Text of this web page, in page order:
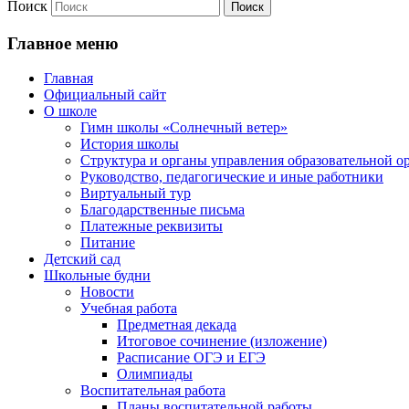
Поиск
Главное меню
Главная
Официальный сайт
О школе
Гимн школы «Солнечный ветер»
История школы
Структура и органы управления образовательной
Руководство, педагогические и иные работники
Виртуальный тур
Благодарственные письма
Платежные реквизиты
Питание
Детский сад
Школьные будни
Новости
Учебная работа
Предметная декада
Итоговое сочинение (изложение)
Расписание ОГЭ и ЕГЭ
Олимпиады
Воспитательная работа